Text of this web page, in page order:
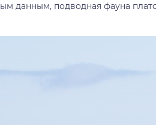
данным, подводная фауна